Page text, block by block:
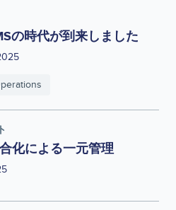
の時代が到来しました
化による一元管理